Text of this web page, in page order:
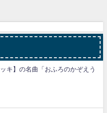
キ】の名曲「おふろのかぞえう